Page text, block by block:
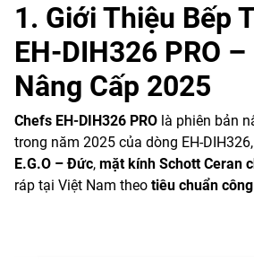
1. Giới Thiệu Bếp
EH-DIH326 PRO
Nâng Cấp 2025
Chefs EH-DIH326 PRO là phiên bản
trong năm 2025 của dòng EH-
E.G.O – Đức, mặt kính Schott Ceran
ráp tại Việt Nam theo tiêu chuẩn